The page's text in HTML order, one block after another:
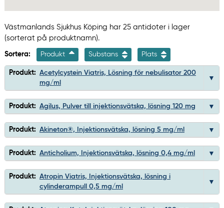
Västmanlands Sjukhus Köping har 25 antidoter i lager
(sorterat på produktnamn).
Sortera: Produkt Substans Plats
Produkt: Acetylcystein Viatris, Lösning för nebulisator 200
mg/ml
Produkt: Agilus, Pulver till injektionsvätska, lösning 120 mg
Produkt: Akineton®, Injektionsvätska, lösning 5 mg/ml
Produkt: Anticholium, Injektionsvätska, lösning 0,4 mg/ml
Produkt: Atropin Viatris, Injektionsvätska, lösning i
cylinderampull 0,5 mg/ml